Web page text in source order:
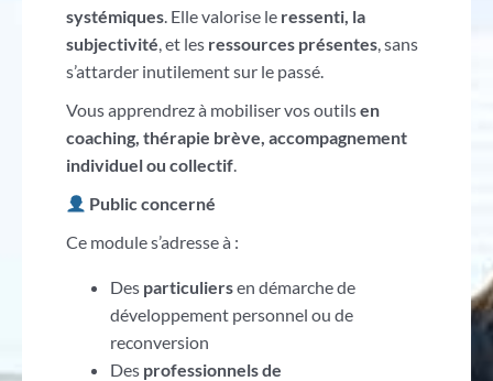
systémiques. Elle valorise le ressenti, la
subjectivité, et les ressources présentes, sans
s’attarder inutilement sur le passé.
Vous apprendrez à mobiliser vos outilsen
coaching, thérapie brève, accompagnement
individuel ou collectif.
Public concerné
Ce module s’adresse à :
Des particuliersen démarche de
développement personnel ou de
reconversion
Des professionnels de